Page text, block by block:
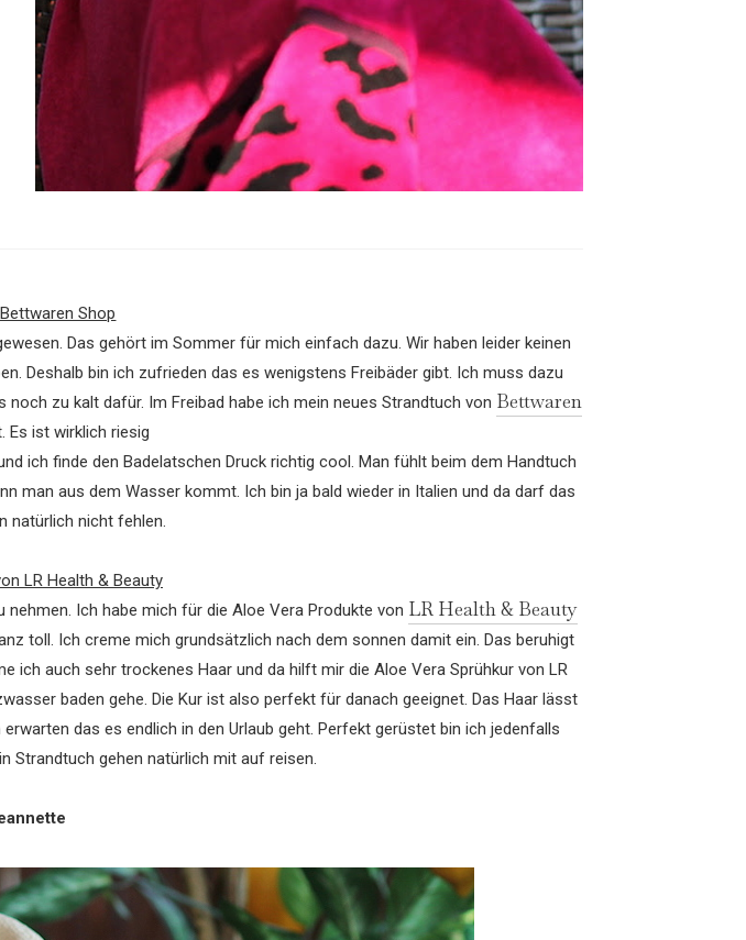
Shop
Das gehört im Sommer für mich einfach dazu. Wir haben leider keinen
Deshalb bin ich zufrieden das es wenigstens Freibäder gibt. Ich muss dazu
zu kalt dafür. Im Freibad habe ich mein neues Strandtuch von Bettwaren
Es ist wirklich riesig
ich finde den Badelatschen Druck richtig cool. Man fühlt beim dem Handtuch
man aus dem Wasser kommt. Ich bin ja bald wieder in Italien und da darf das
natürlich nicht fehlen.
LR Health & Beauty
Ich habe mich für die Aloe Vera Produkte von LR Health & Beauty
toll. Ich creme mich grundsätzlich nach dem sonnen damit ein. Das beruhigt
ich auch sehr trockenes Haar und da hilft mir die Aloe Vera Sprühkur von LR
baden gehe. Die Kur ist also perfekt für danach geeignet. Das Haar lässt
das es endlich in den Urlaub geht. Perfekt gerüstet bin ich jedenfalls
Strandtuch gehen natürlich mit auf reisen.